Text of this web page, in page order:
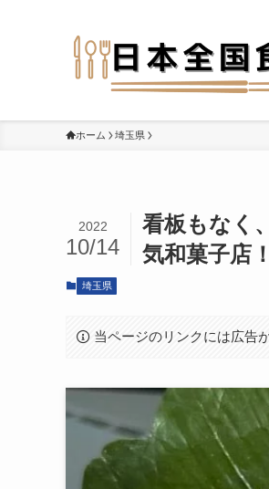
ホーム 埼玉県
看板もなく
気和菓子店
2022
10/14
埼玉県
当ページのリンクには広告